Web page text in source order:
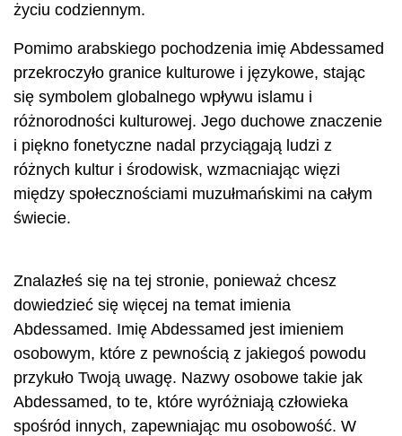
życiu codziennym.
Pomimo arabskiego pochodzenia imię Abdessamed
przekroczyło granice kulturowe i językowe, stając
się symbolem globalnego wpływu islamu i
różnorodności kulturowej. Jego duchowe znaczenie
i piękno fonetyczne nadal przyciągają ludzi z
różnych kultur i środowisk, wzmacniając więzi
między społecznościami muzułmańskimi na całym
świecie.
Znalazłeś się na tej stronie, ponieważ chcesz
dowiedzieć się więcej na temat imienia
Abdessamed. Imię Abdessamed jest imieniem
osobowym, które z pewnością z jakiegoś powodu
przykuło Twoją uwagę. Nazwy osobowe takie jak
Abdessamed, to te, które wyróżniają człowieka
spośród innych, zapewniając mu osobowość. W